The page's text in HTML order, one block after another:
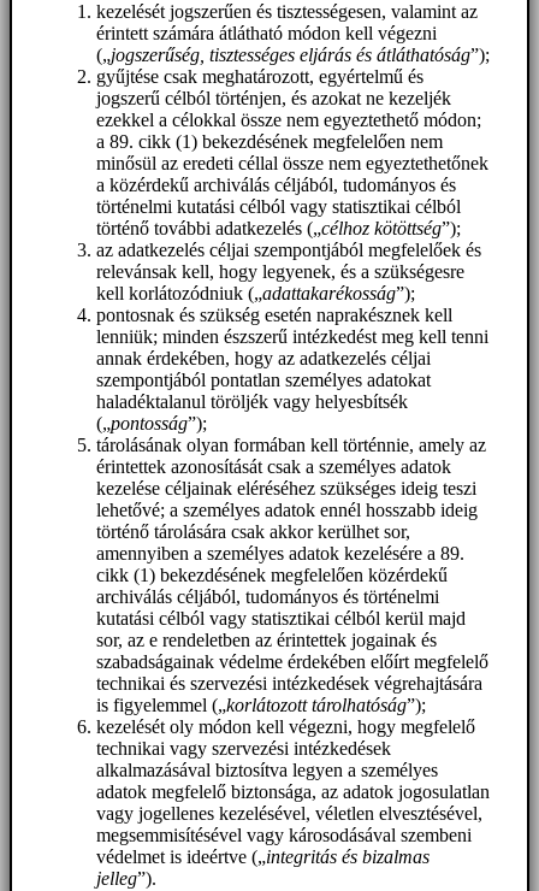
kezelését jogszerűen és tisztességesen, valamint az
érintett számára átlátható módon kell végezni
(„jogszerűség, tisztességes eljárás és átláthatóság”);
gyűjtése csak meghatározott, egyértelmű és
jogszerű célból történjen, és azokat ne kezeljék
ezekkel a célokkal össze nem egyeztethető módon;
a 89. cikk (1) bekezdésének megfelelően nem
minősül az eredeti céllal össze nem egyeztethetőnek
a közérdekű archiválás céljából, tudományos és
történelmi kutatási célból vagy statisztikai célból
történő további adatkezelés („célhoz kötöttség”);
az adatkezelés céljai szempontjából megfelelőek és
relevánsak kell, hogy legyenek, és a szükségesre
kell korlátozódniuk („adattakarékosság”);
pontosnak és szükség esetén naprakésznek kell
lenniük; minden észszerű intézkedést meg kell tenni
annak érdekében, hogy az adatkezelés céljai
szempontjából pontatlan személyes adatokat
haladéktalanul töröljék vagy helyesbítsék
(„pontosság”);
tárolásának olyan formában kell történnie, amely az
érintettek azonosítását csak a személyes adatok
kezelése céljainak eléréséhez szükséges ideig teszi
lehetővé; a személyes adatok ennél hosszabb ideig
történő tárolására csak akkor kerülhet sor,
amennyiben a személyes adatok kezelésére a 89.
cikk (1) bekezdésének megfelelően közérdekű
archiválás céljából, tudományos és történelmi
kutatási célból vagy statisztikai célból kerül majd
sor, az e rendeletben az érintettek jogainak és
szabadságainak védelme érdekében előírt megfelelő
technikai és szervezési intézkedések végrehajtására
is figyelemmel („korlátozott tárolhatóság”);
kezelését oly módon kell végezni, hogy megfelelő
technikai vagy szervezési intézkedések
alkalmazásával biztosítva legyen a személyes
adatok megfelelő biztonsága, az adatok jogosulatlan
vagy jogellenes kezelésével, véletlen elvesztésével,
megsemmisítésével vagy károsodásával szembeni
védelmet is ideértve („integritás és bizalmas
jelleg”).